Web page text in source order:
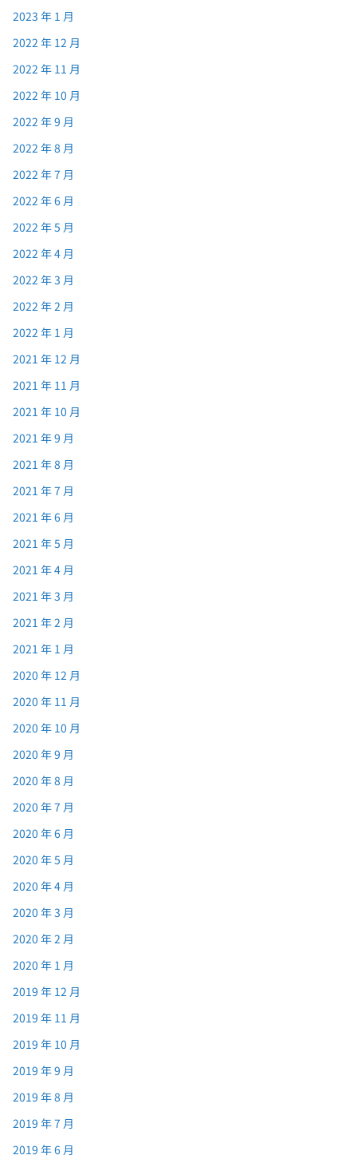
2023 年 1 月
2022 年 12 月
2022 年 11 月
2022 年 10 月
2022 年 9 月
2022 年 8 月
2022 年 7 月
2022 年 6 月
2022 年 5 月
2022 年 4 月
2022 年 3 月
2022 年 2 月
2022 年 1 月
2021 年 12 月
2021 年 11 月
2021 年 10 月
2021 年 9 月
2021 年 8 月
2021 年 7 月
2021 年 6 月
2021 年 5 月
2021 年 4 月
2021 年 3 月
2021 年 2 月
2021 年 1 月
2020 年 12 月
2020 年 11 月
2020 年 10 月
2020 年 9 月
2020 年 8 月
2020 年 7 月
2020 年 6 月
2020 年 5 月
2020 年 4 月
2020 年 3 月
2020 年 2 月
2020 年 1 月
2019 年 12 月
2019 年 11 月
2019 年 10 月
2019 年 9 月
2019 年 8 月
2019 年 7 月
2019 年 6 月